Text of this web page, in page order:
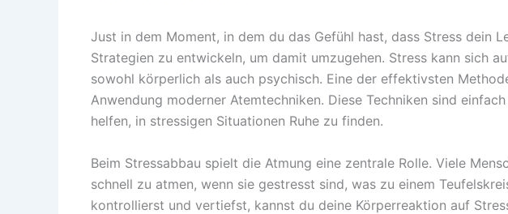
Just in dem Moment, in dem du das Gefühl hast, dass Stress dein
Strategien zu entwickeln, um damit umzugehen. Stress kann sich
sowohl körperlich als auch psychisch. Eine der effektivsten
Anwendung moderner Atemtechniken. Diese Techniken sind
helfen, in stressigen Situationen Ruhe zu finden.
Beim Stressabbau spielt die Atmung eine zentrale Rolle. Viele
schnell zu atmen, wenn sie gestresst sind, was zu einem
kontrollierst und vertiefst, kannst du deine Körperreaktion auf